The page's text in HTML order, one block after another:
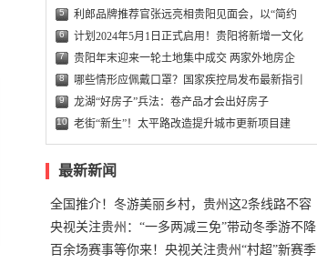
5 利郎品牌推荐官张远亮相贵阳见面会，以“简约
6 计划2024年5月1日正式启用！贵阳将新增一文化
7 贵阳年末迎来一轮土地集中成交 两家外地房企
8 哪些情形应佩戴口罩？国家疾控局发布最新指引
9 龙湖“好房子”兵法：卷产品才会出好房子
10 老街“新生”！太平路改造提升城市更新项目建
最新新闻
全国推介！冬游美丽乡村，贵州这2条线路不容
错过
央视关注贵州：“一多两减三免”带动冬季游不降
温
百余场赛事等你来！央视关注贵州“村超”新赛季